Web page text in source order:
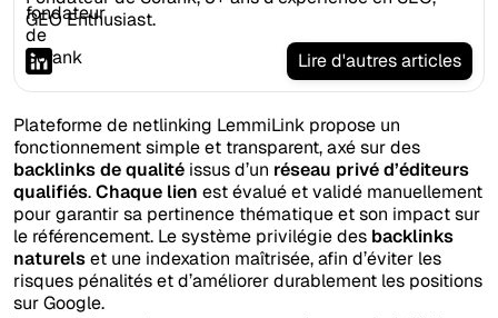
GEO Enthusiast.
Lire d'autres articles
Plateforme de netlinking LemmiLink propose un
fonctionnement simple et transparent, axé sur des
backlinks de qualité issus d’un réseau privé d’éditeurs
qualifiés.Chaque lien est évalué et validé manuellement
pour garantir sa pertinence thématique et son impact sur
le référencement. Le système privilégie des backlinks
naturelset une indexation maîtrisée, afin d’éviter les
risques pénalités et d’améliorer durablement les positions
sur Google.